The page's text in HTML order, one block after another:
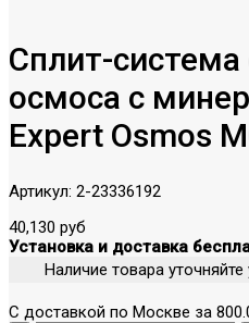
Сплит-система
осмоса с
Expert Osmos
Артикул: 2-23336192
40,130 руб
Установка и доставка
Наличие товара
С доставкой по Москве за